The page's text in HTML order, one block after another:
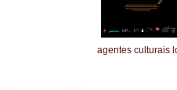
agentes culturais